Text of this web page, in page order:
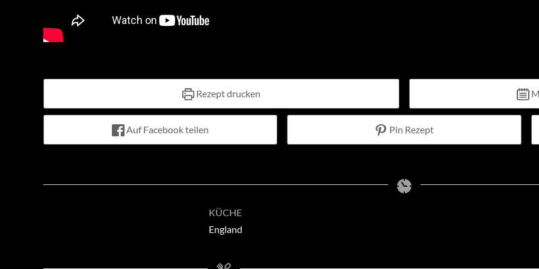
Rezept drucken
Auf Facebook teilen Pin Rezept
KÜCHE
England